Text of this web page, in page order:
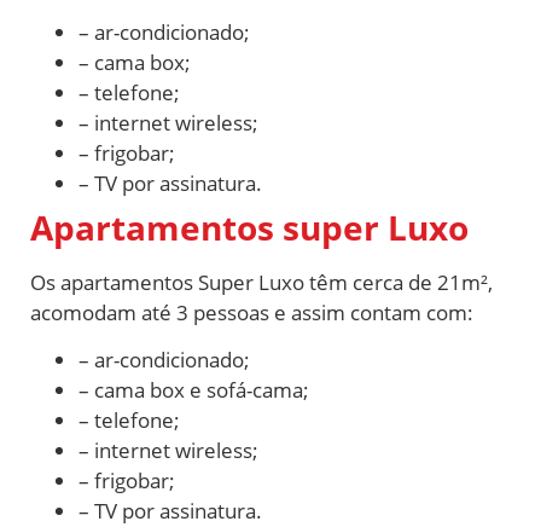
– ar-condicionado;
– cama box;
– telefone;
– internet wireless;
– frigobar;
– TV por assinatura.
Apartamentos super Luxo
Os apartamentos Super Luxo têm cerca de 21m²,
acomodam até 3 pessoas e assim contam com:
– ar-condicionado;
– cama box e sofá-cama;
– telefone;
– internet wireless;
– frigobar;
– TV por assinatura.